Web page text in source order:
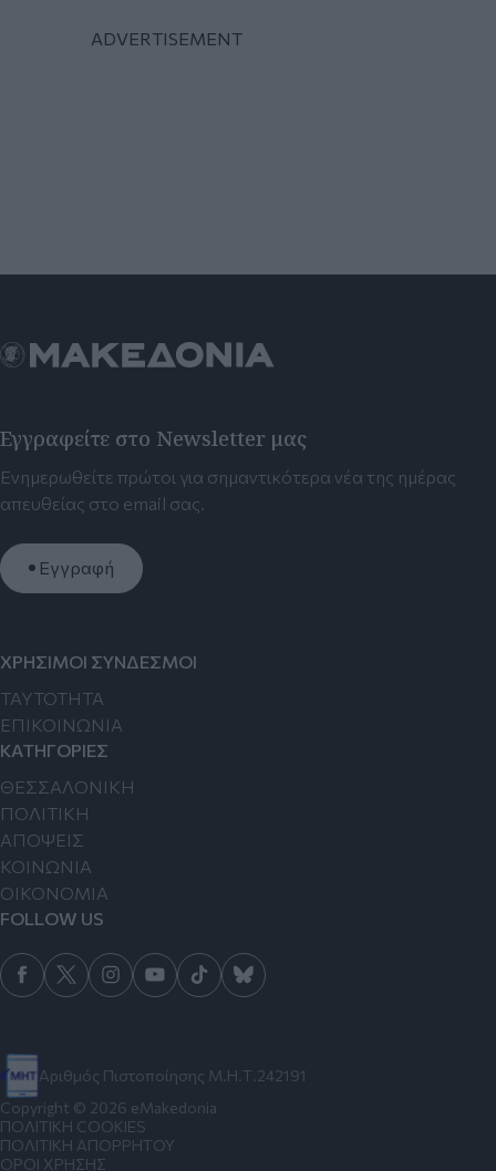
Εγγραφείτε στο Newsletter μας
Ενημερωθείτε πρώτοι για σημαντικότερα νέα της ημέρας
απευθείας στο email σας.
Εγγραφή
Αριθμός Πιστοποίησης Μ.Η.Τ.242191
ΧΡΗΣΙΜΟΙ ΣΥΝΔΕΣΜΟΙ
TAYTOTHTA
ΕΠΙΚΟΙΝΩΝΙΑ
ΚΑΤΗΓΟΡΙΕΣ
ΘΕΣΣΑΛΟΝΙΚΗ
ΠΟΛΙΤΙΚΗ
ΑΠΟΨΕΙΣ
ΚΟΙΝΩΝΙΑ
ΟΙΚΟΝΟΜΙΑ
FOLLOW US
Copyright © 2026 eMakedonia
ΠΟΛΙΤΙΚΗ COOKIES
ΠΟΛΙΤΙΚΗ ΑΠΟΡΡΗΤΟΥ
ΟΡΟΙ ΧΡΗΣΗΣ